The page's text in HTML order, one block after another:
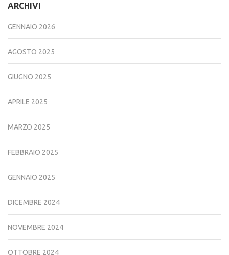
ARCHIVI
GENNAIO 2026
AGOSTO 2025
GIUGNO 2025
APRILE 2025
MARZO 2025
FEBBRAIO 2025
GENNAIO 2025
DICEMBRE 2024
NOVEMBRE 2024
OTTOBRE 2024